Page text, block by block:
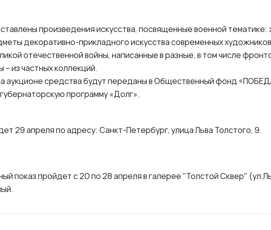
произведения искусства, посвященные военной тематике:
декоративно-прикладного искусства современных
отечественной войны, написанные в разные, в том числе
– из частных коллекций.
аукционе средства будут переданы в Общественный фонд
программу «Долг».
29 апреля по адресу: Санкт-Петербург, улица Льва Толстого, 9.
показ пройдет с 20 по 28 апреля в галерее "Толстой Сквер"